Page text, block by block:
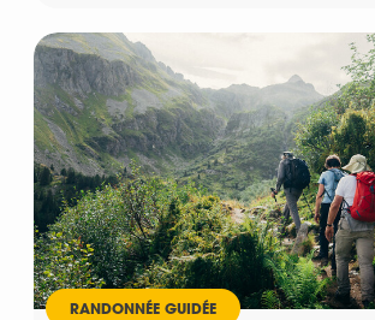
RANDONNÉE GUIDÉE